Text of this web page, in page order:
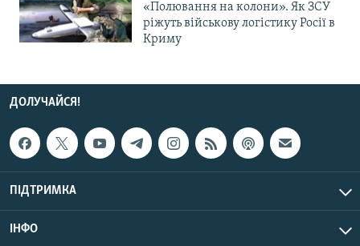
«Полювання на колони». Як ЗСУ
ріжуть військову логістику Росії в
Криму
ДОЛУЧАЙСЯ!
ПІДТРИМКА
ІНФО